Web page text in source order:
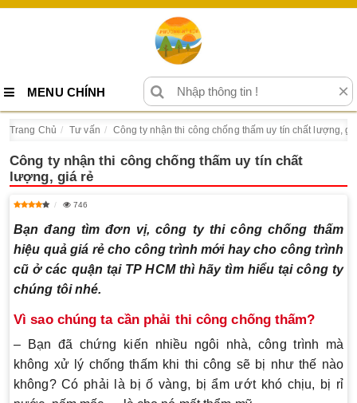
MENU CHÍNH ×
Trang Chủ Tư vấn Công ty nhận thi công chống thấm uy tín chất lượng,
Công ty nhận thi công chống thấm uy tín chất
lượng, giá rẻ
746
Bạn đang tìm đơn vị, công ty thi công chống thấm
hiệu quả giá rẻ cho công trình mới hay cho công trình
cũ ở các quận tại TP HCM thì hãy tìm hiểu tại công ty
chúng tôi nhé.
Vì sao chúng ta cần phải thi công chống thấm?
– Bạn đã chứng kiến nhiều ngôi nhà, công trình mà
không xử lý chống thấm khi thi công sẽ bị như thế nào
không? Có phải là bị ố vàng, bị ẩm ướt khó chịu, bị rỉ